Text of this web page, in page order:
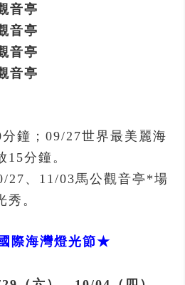
音亭
音亭
音亭
音亭
鐘；09/27世界最美麗海
分鐘。
27、11/03馬公觀音亭*場
秀。
際海灣燈光節★